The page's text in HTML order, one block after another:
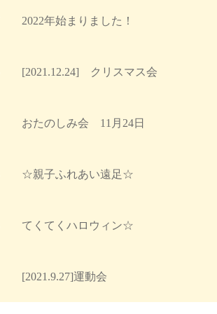
2022年始まりました！
[2021.12.24] クリスマス会
おたのしみ会 11月24日
☆親子ふれあい遠足☆
てくてくハロウィン☆
[2021.9.27]運動会